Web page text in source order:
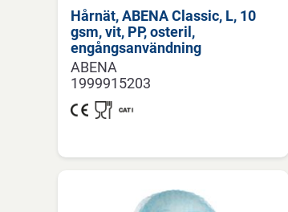
Hårnät, ABENA Classic, L, 10
gsm, vit, PP, osteril,
engångsanvändning
ABENA
1999915203